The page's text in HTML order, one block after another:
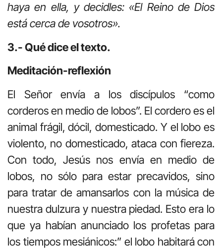
haya en ella, y decidles: «El Reino de Dios
está cerca de vosotros».
3.- Qué dice el texto.
Meditación-reflexión
El Señor envía a los discípulos “como
corderos en medio de lobos”. El cordero es el
animal frágil, dócil, domesticado. Y el lobo es
violento, no domesticado, ataca con fiereza.
Con todo, Jesús nos envía en medio de
lobos, no sólo para estar precavidos, sino
para tratar de amansarlos con la música de
nuestra dulzura y nuestra piedad. Esto era lo
que ya habían anunciado los profetas para
los tiempos mesiánicos:” el lobo habitará con